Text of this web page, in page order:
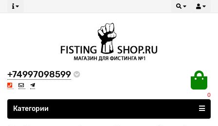
+74997098599
0
Все категории
Категории